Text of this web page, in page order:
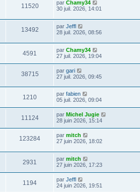
11520 par Chamy34
30 juil. 2026, 14:01
13492 par Jeffl
28 juil. 2026, 08:56
4591 par Chamy34
27 juil. 2026, 19:04
38715 par gari
27 juil. 2026, 09:45
1210 par fabien
05 juil. 2026, 09:04
11124 par Michel Jugie
28 juin 2026, 15:14
123284 par mitch
27 juin 2026, 18:02
2931 par mitch
27 juin 2026, 17:23
1194 par Jeffl
24 juin 2026, 19:51